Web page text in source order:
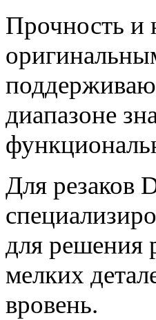
Прочность и
диапазоне
Для резаков
для решения
мелких
вровень.